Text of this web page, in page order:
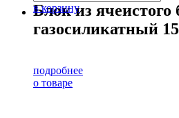
в корзину
Блок из ячеистого
газосиликатный
подробнее
о товаре